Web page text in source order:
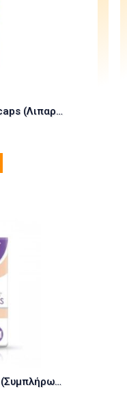
Health Aid Omega 3-6-9 90caps (Λιπαρά Οξέα – Καρδιά – Κυκλοφορικό)
Vitabiotics Perfectil 30tabs (Συμπλήρωμα Διατροφής για Δέρμα, Μαλλιά & Νύχια)